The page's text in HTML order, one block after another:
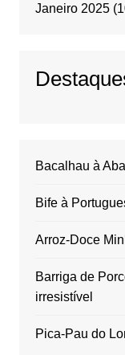
Janeiro 2025
Bacalhau à
Bife à
Arroz-Doce
Barriga de
irresistível
Pica-Pau do